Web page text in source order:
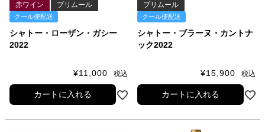
シャトー・ローザン・ガシー
2022
赤ワイン プリムール
クール便配送
¥11,000 税込
カートに入れる
シャトー・ブラーヌ・カントナ
ック2022
プリムール
クール便配送
¥15,900 税込
カートに入れる